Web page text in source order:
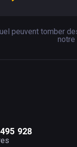
peuvent tomber
notre
495 928